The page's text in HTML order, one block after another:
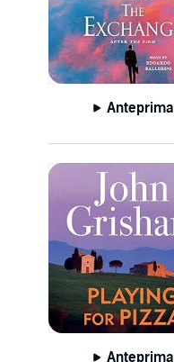
Anteprima
Anteprima